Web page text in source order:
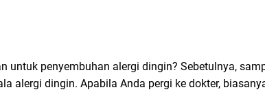
penyembuhan alergi dingin? Sebetulnya,
alergi dingin. Apabila Anda pergi ke dokter,